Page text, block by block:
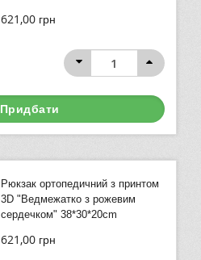
621,00 грн
Придбати
Рюкзак ортопедичний з принтом
3D "Ведмежатко з рожевим
сердечком" 38*30*20cm
621,00 грн